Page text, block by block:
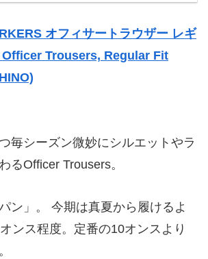
オフィサートラウザー レギ
Officer Trousers, Regular Fit
毎シーズン微妙にシルエットやラ
るOfficer Trousers。
ン」。 今期は真夏から履けるよ
ンス程度。定番の10オンスより